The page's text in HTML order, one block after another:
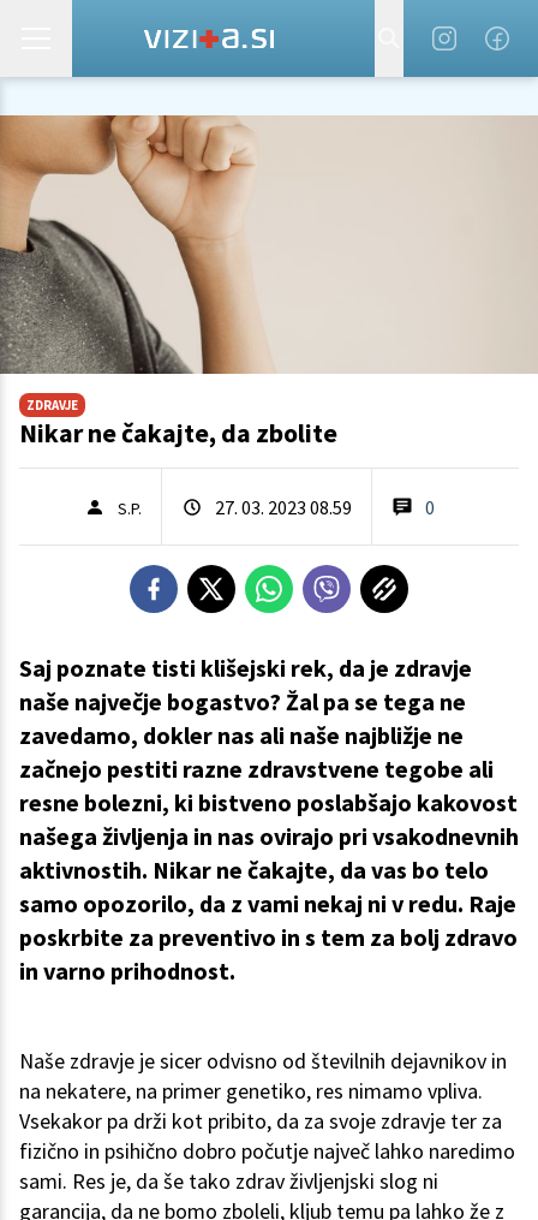
ZDRAVJE
Nikar ne čakajte, da zbolite
S.P. 27. 03. 2023 08.59 0
Saj poznate tisti klišejski rek, da je zdravje
naše največje bogastvo? Žal pa se tega ne
zavedamo, dokler nas ali naše najbližje ne
začnejo pestiti razne zdravstvene tegobe ali
resne bolezni, ki bistveno poslabšajo kakovost
našega življenja in nas ovirajo pri vsakodnevnih
aktivnostih. Nikar ne čakajte, da vas bo telo
samo opozorilo, da z vami nekaj ni v redu. Raje
poskrbite za preventivo in s tem za bolj zdravo
in varno prihodnost.
Naše zdravje je sicer odvisno od številnih dejavnikov in
na nekatere, na primer genetiko, res nimamo vpliva.
Vsekakor pa drži kot pribito, da za svoje zdravje ter za
fizično in psihično dobro počutje največ lahko naredimo
sami. Res je, da še tako zdrav življenjski slog ni
garancija, da ne bomo zboleli, kljub temu pa lahko že z